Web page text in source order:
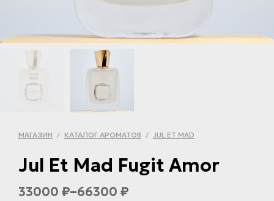
МАГАЗИН / КАТАЛОГ АРОМАТОВ / JUL ET MAD
Jul Et Mad Fugit Amor
33000 ₽–66300 ₽